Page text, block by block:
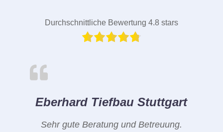
Durchschnittliche Bewertung 4.8 stars
Eberhard Tiefbau Stuttgart
Sehr gute Beratung und Betreuung.